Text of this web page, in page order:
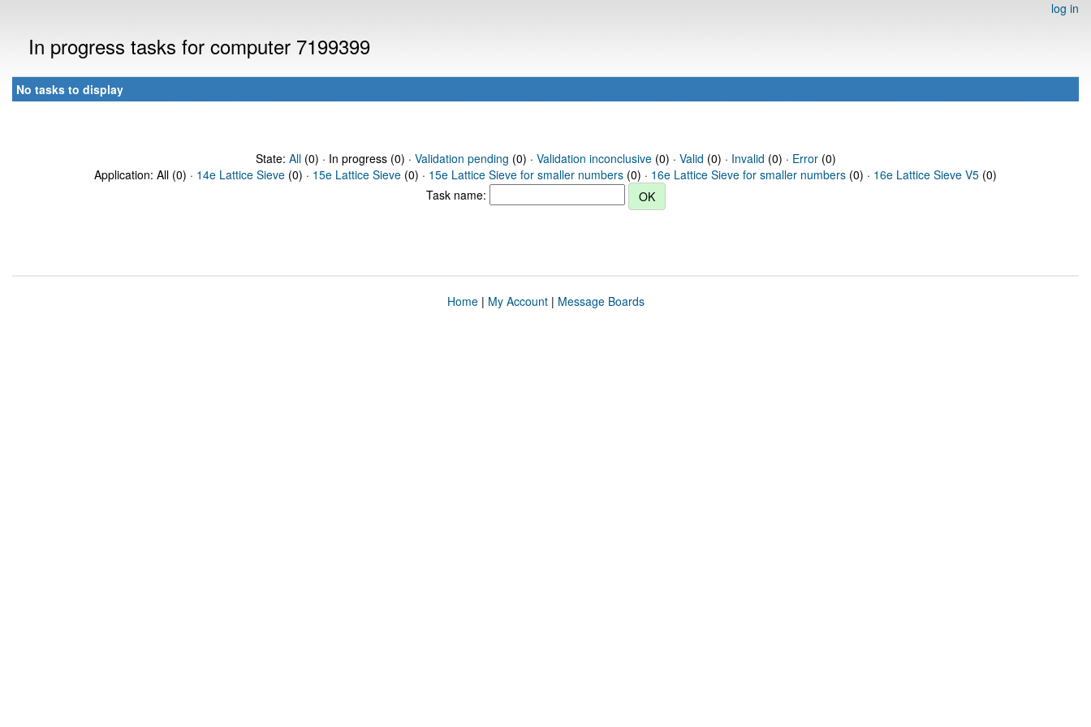
log in
In progress tasks for computer 7199399
No tasks to display
State: All(0) · In progress (0) · Validation pending (0) · Validation inconclusive(0) · Valid (0) · Invalid (0) · Error(0)
Application: All (0) · 14e Lattice Sieve (0) · 15e Lattice Sieve (0) · 15e Lattice Sieve for smaller numbers (0) · 16e Lattice Sieve for smaller numbers (0) · 16e Lattice Sieve V5 (0)
Task name:
Home| My Account| Message Boards